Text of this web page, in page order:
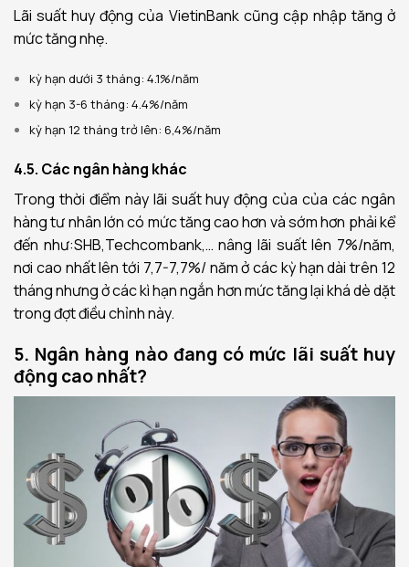
Lãi suất huy động của VietinBank cũng cập nhập tăng ở
mức tăng nhẹ.
kỳ hạn dưới 3 tháng: 4.1%/năm
kỳ hạn 3-6 tháng: 4.4%/năm
kỳ hạn 12 tháng trở lên: 6,4%/năm
4.5. Các ngân hàng khác
Trong thời điểm này lãi suất huy động của của các ngân
hàng tư nhân lớn có mức tăng cao hơn và sớm hơn phải kể
đến như:SHB,Techcombank,… nâng lãi suất lên 7%/năm,
nơi cao nhất lên tới 7,7-7,7%/ năm ở các kỳ hạn dài trên 12
tháng nhưng ở các kì hạn ngắn hơn mức tăng lại khá dè dặt
trong đợt điều chỉnh này.
5. Ngân hàng nào đang có mức lãi suất huy
động cao nhất?